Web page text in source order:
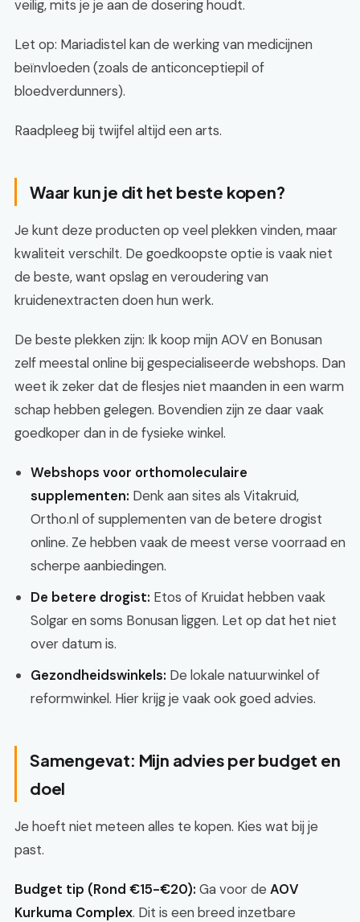
veilig, mits je je aan de dosering houdt.
Let op: Mariadistel kan de werking van medicijnen
beïnvloeden (zoals de anticonceptiepil of
bloedverdunners).
Raadpleeg bij twijfel altijd een arts.
Waar kun je dit het beste kopen?
Je kunt deze producten op veel plekken vinden, maar
kwaliteit verschilt. De goedkoopste optie is vaak niet
de beste, want opslag en veroudering van
kruidenextracten doen hun werk.
De beste plekken zijn: Ik koop mijn AOV en Bonusan
zelf meestal online bij gespecialiseerde webshops. Dan
weet ik zeker dat de flesjes niet maanden in een warm
schap hebben gelegen. Bovendien zijn ze daar vaak
goedkoper dan in de fysieke winkel.
Webshops voor orthomoleculaire
supplementen: Denk aan sites als Vitakruid,
Ortho.nl of supplementen van de betere drogist
online. Ze hebben vaak de meest verse voorraad en
scherpe aanbiedingen.
De betere drogist: Etos of Kruidat hebben vaak
Solgar en soms Bonusan liggen. Let op dat het niet
over datum is.
Gezondheidswinkels: De lokale natuurwinkel of
reformwinkel. Hier krijg je vaak ook goed advies.
Samengevat: Mijn advies per budget en
doel
Je hoeft niet meteen alles te kopen. Kies wat bij je
past.
Budget tip (Rond €15-€20): Ga voor de AOV
Kurkuma Complex. Dit is een breed inzetbare